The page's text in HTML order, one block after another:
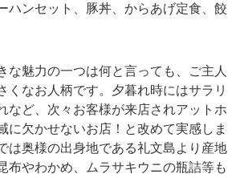
ハンセット、豚丼、からあげ定食、餃
な魅力の一つは何と言っても、ご主人
くなお人柄です。夕暮れ時にはサラリ
など、次々お客様が来店されアットホ
に欠かせないお店！と改めて実感しま
は奥様の出身地である礼文島より産地
布やわかめ、ムラサキウニの瓶詰等も